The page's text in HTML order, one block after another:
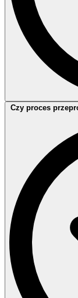
Nie. Audyt
energetycznej
wskazuje obszary
świadectwo jest
nieruchomości.
Czy proces